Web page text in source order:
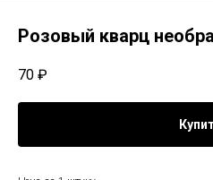
Розовый кварц
70 ₽